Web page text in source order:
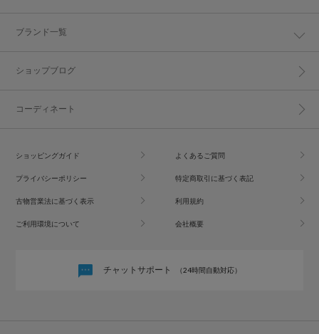
ブランド一覧
ショップブログ
コーディネート
ショッピングガイド よくあるご質問
プライバシーポリシー 特定商取引に基づく表記
古物営業法に基づく表示 利用規約
ご利用環境について 会社概要
チャットサポート （24時間自動対応）